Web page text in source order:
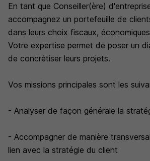
En tant que Conseiller(ère)
accompagnez un portefeuille de
dans leurs choix fiscaux,
Votre expertise permet de poser un
de concrétiser leurs projets.
Vos missions principales sont les
- Analyser de façon générale la
- Accompagner de manière
lien avec la stratégie du client